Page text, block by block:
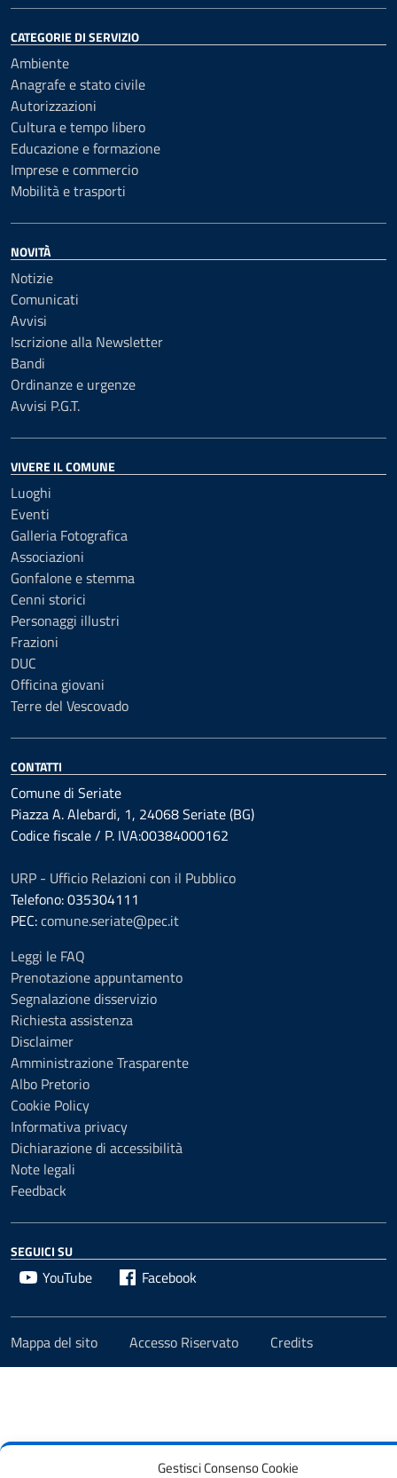
Gestisci Consenso Cookie
CATEGORIE DI SERVIZIO
Ambiente
Anagrafe e stato civile
Autorizzazioni
Cultura e tempo libero
Educazione e formazione
Imprese e commercio
Mobilità e trasporti
NOVITÀ
Notizie
Comunicati
Avvisi
Iscrizione alla Newsletter
Bandi
Ordinanze e urgenze
Avvisi P.G.T.
VIVERE IL COMUNE
Luoghi
Eventi
Galleria Fotografica
Associazioni
Gonfalone e stemma
Cenni storici
Personaggi illustri
Frazioni
DUC
Officina giovani
Terre del Vescovado
CONTATTI
Comune di Seriate
Piazza A. Alebardi, 1, 24068 Seriate (BG)
Codice fiscale / P. IVA:00384000162
URP - Ufficio Relazioni con il Pubblico
Telefono: 035304111
PEC:comune.seriate@pec.it
Leggi le FAQ
Prenotazione appuntamento
Segnalazione disservizio
Richiesta assistenza
Disclaimer
Amministrazione Trasparente
Albo Pretorio
Cookie Policy
Informativa privacy
Dichiarazione di accessibilità
Note legali
Feedback
SEGUICI SU
YouTube Facebook
Mappa del sito Accesso Riservato Credits